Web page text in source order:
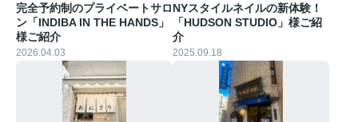
完全予約制のプライベートサロ
ン「INDIBA IN THE HANDS」
様ご紹介
2026.04.03
NYスタイルネイルの新体験！
「HUDSON STUDIO」様ご紹
介
2025.09.18